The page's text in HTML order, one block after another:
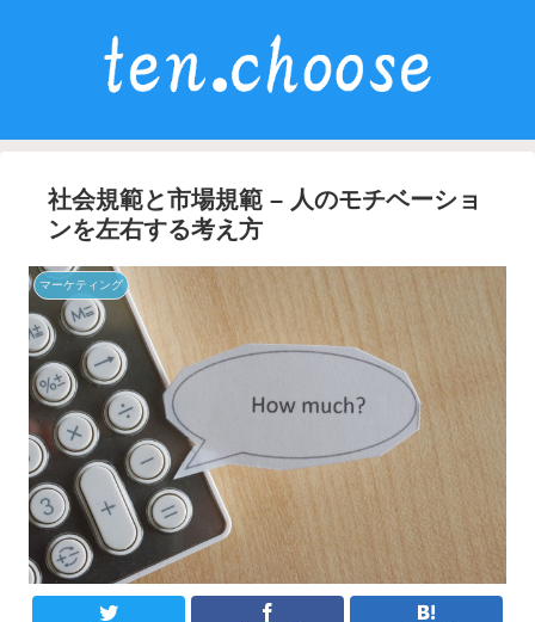
社会規範と市場規範 – 人のモチベーショ
ンを左右する考え方
マーケティング